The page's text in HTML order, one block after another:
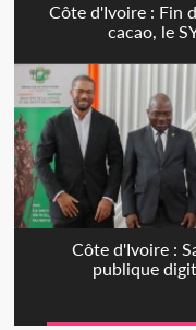
Côte d'Ivoire : Fin
cacao, le
Côte d'Ivoire :
publique